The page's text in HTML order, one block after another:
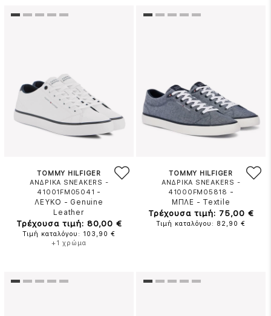
TOMMY HILFIGER
ΑΝΔΡΙΚΑ SNEAKERS -
41001FM05041 -
ΛΕΥΚΟ - Genuine
Leather
Τρέχουσα τιμή: 80,00 €
Τιμή καταλόγου: 103,90 €
+1 χρώμα
TOMMY HILFIGER
ΑΝΔΡΙΚΑ SNEAKERS -
41000FM05818 -
ΜΠΛΕ - Textile
Τρέχουσα τιμή: 75,00 €
Τιμή καταλόγου: 82,90 €